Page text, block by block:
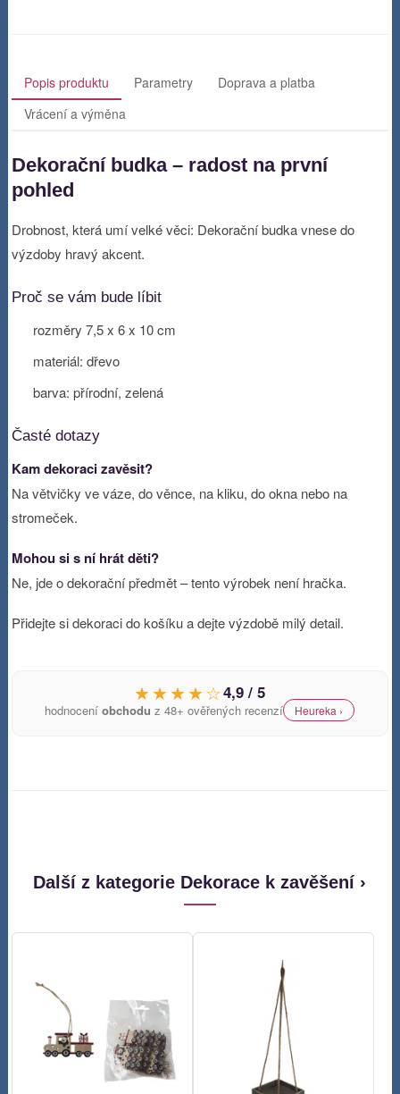
Popis produktu Parametry
Doprava a platba
Vrácení a výměna
Dekorační budka – radost na první
pohled
Drobnost, která umí velké věci: Dekorační budka vnese do
výzdoby hravý akcent.
Proč se vám bude líbit
rozměry 7,5 x 6 x 10 cm
materiál: dřevo
barva: přírodní, zelená
Časté dotazy
Kam dekoraci zavěsit?
Na větvičky ve váze, do věnce, na kliku, do okna nebo na
stromeček.
Mohou si s ní hrát děti?
Ne, jde o dekorační předmět – tento výrobek není hračka.
Přidejte si dekoraci do košíku a dejte výzdobě milý detail.
★★★★☆4,9 / 5
hodnoceníobchodu z 48+ ověřených recenzí Heureka ›
Další z kategorie Dekorace k zavěšení ›